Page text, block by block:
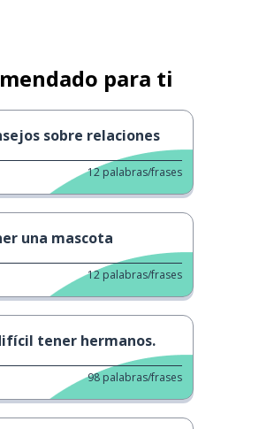
para ti
sobre relaciones
12 palabras/frases
una mascota
12 palabras/frases
tener hermanos.
98 palabras/frases